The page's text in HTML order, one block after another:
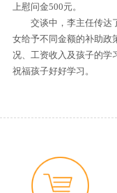
上慰问金500元。
交谈中，李主任传达了
女给予不同金额的补助政
况、工资收入及孩子的学
祝福孩子好好学习。